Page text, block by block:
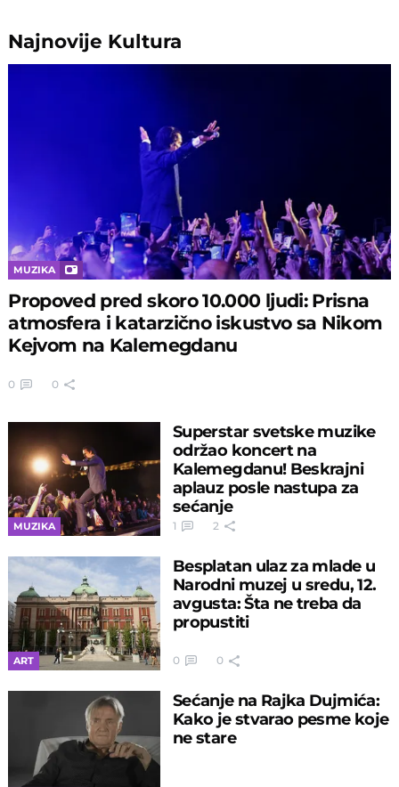
Najnovije Kultura
MUZIKA
Propoved pred skoro 10.000 ljudi: Prisna
atmosfera i katarzično iskustvo sa Nikom
Kejvom na Kalemegdanu
0 0
MUZIKA
Superstar svetske muzike
održao koncert na
Kalemegdanu! Beskrajni
aplauz posle nastupa za
sećanje
1 2
ART
Besplatan ulaz za mlade u
Narodni muzej u sredu, 12.
avgusta: Šta ne treba da
propustiti
0 0
Sećanje na Rajka Dujmića:
Kako je stvarao pesme koje
ne stare